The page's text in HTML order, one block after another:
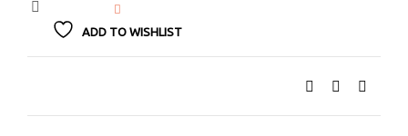
ADD TO WISHLIST